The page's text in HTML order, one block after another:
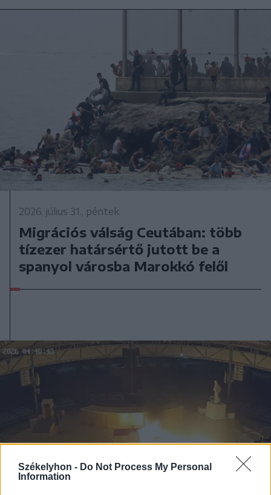
Székelyhon - Do Not Process My Personal
Information
2026. július 31., péntek
Migrációs válság Ceutában: több
tízezer határsértő jutott be a
spanyol városba Marokkó felől